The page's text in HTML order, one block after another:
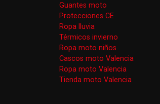
Guantes moto
Protecciones CE
Ropa lluvia
Térmicos invierno
Ropa moto niños
Cascos moto Valencia
Ropa moto Valencia
Tienda moto Valencia